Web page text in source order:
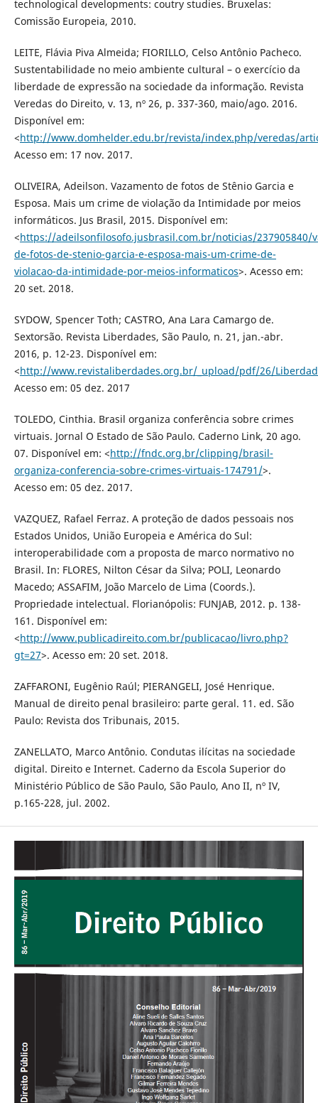
technological developments: coutry studies. Bruxelas:
Comissão Europeia, 2010.
LEITE, Flávia Piva Almeida; FIORILLO, Celso Antônio Pacheco.
Sustentabilidade no meio ambiente cultural – o exercício da
liberdade de expressão na sociedade da informação. Revista
Veredas do Direito, v. 13, nº 26, p. 337-360, maio/ago. 2016.
Disponível em:
<http://www.domhelder.edu.br/revista/index.php/veredas/
Acesso em: 17 nov. 2017.
OLIVEIRA, Adeilson. Vazamento de fotos de Stênio Garcia e
Esposa. Mais um crime de violação da Intimidade por meios
informáticos. Jus Brasil, 2015. Disponível em:
<https://adeilsonfilosofo.jusbrasil.com.br/noticias/237905840/
de-fotos-de-stenio-garcia-e-esposa-mais-um-crime-de-
violacao-da-intimidade-por-meios-informaticos>. Acesso em:
20 set. 2018.
SYDOW, Spencer Toth; CASTRO, Ana Lara Camargo de.
Sextorsão. Revista Liberdades, São Paulo, n. 21, jan.-abr.
2016, p. 12-23. Disponível em:
<http://www.revistaliberdades.org.br/_upload/pdf/26/
Acesso em: 05 dez. 2017
TOLEDO, Cinthia. Brasil organiza conferência sobre crimes
virtuais. Jornal O Estado de São Paulo. Caderno Link, 20 ago.
07. Disponível em: <http://fndc.org.br/clipping/brasil-
organiza-conferencia-sobre-crimes-virtuais-174791/>.
Acesso em: 05 dez. 2017.
VAZQUEZ, Rafael Ferraz. A proteção de dados pessoais nos
Estados Unidos, União Europeia e América do Sul:
interoperabilidade com a proposta de marco normativo no
Brasil. In: FLORES, Nilton César da Silva; POLI, Leonardo
Macedo; ASSAFIM, João Marcelo de Lima (Coords.).
Propriedade intelectual. Florianópolis: FUNJAB, 2012. p. 138-
161. Disponível em:
<http://www.publicadireito.com.br/publicacao/livro.php?
gt=27>. Acesso em: 20 set. 2018.
ZAFFARONI, Eugênio Raúl; PIERANGELI, José Henrique.
Manual de direito penal brasileiro: parte geral. 11. ed. São
Paulo: Revista dos Tribunais, 2015.
ZANELLATO, Marco Antônio. Condutas ilícitas na sociedade
digital. Direito e Internet. Caderno da Escola Superior do
Ministério Público de São Paulo, São Paulo, Ano II, nº IV,
p.165-228, jul. 2002.